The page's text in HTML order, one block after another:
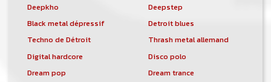
Deepkho
Deepstep
Black metal dépressif
Detroit blues
Techno de Détroit
Thrash metal allemand
Digital hardcore
Disco polo
Dream pop
Dream trance